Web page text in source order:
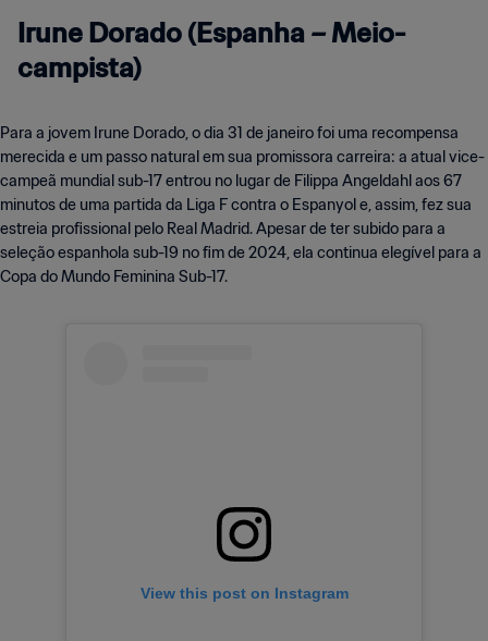
Irune Dorado (Espanha – Meio-
campista)
Para a jovem Irune Dorado, o dia 31 de janeiro foi uma recompensa
merecida e um passo natural em sua promissora carreira: a atual vice-
campeã mundial sub-17 entrou no lugar de Filippa Angeldahl aos 67
minutos de uma partida da Liga F contra o Espanyol e, assim, fez sua
estreia profissional pelo Real Madrid. Apesar de ter subido para a
seleção espanhola sub-19 no fim de 2024, ela continua elegível para a
Copa do Mundo Feminina Sub-17.
View this post on Instagram